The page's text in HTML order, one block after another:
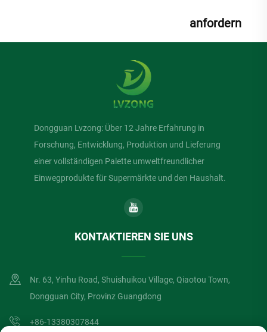
anfordern
Dongguan Lvzong: Über 12 Jahre Erfahrung in
Forschung, Entwicklung, Produktion und Lieferung
einer vollständigen Palette umweltfreundlicher
Einwegprodukte für Supermärkte und den Haushalt.
KONTAKTIEREN SIE UNS
Nr. 63, Yinhu Road, Shuishuikou Village, Qiaotou Town,
Dongguan City, Provinz Guangdong
+86-13380307844